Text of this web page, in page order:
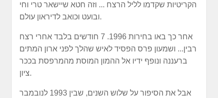
הקריטיות שקדמו לליל הרצח ... וזה חטא שיישאר טרי וחי
ובועט וכואב לדיראון עולם.
אחר כך באו בחירות 1996. 7 חודשים בלבד אחרי רצח
רבין... ושמעון פרס הפסיד לאיש שהלך לפני ארון המתים
ברעננה ונופף ידיו אל ההמון המוסת מהמרפסת בככר
ציון.
אבל את הסיפור על שלוש השנים, שבין 1993 לנובמבר